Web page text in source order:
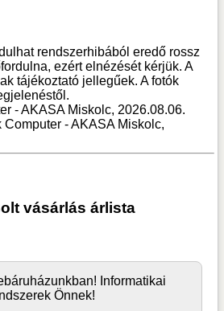
rendszerhibából eredő rossz
ezért elnézését kérjük. A
tájékoztató jellegűek. A fotók
- AKASA Miskolc, 2026.08.06.
Computer - AKASA Miskolc,
vásárlás árlista
unkban! Informatikai
Önnek!